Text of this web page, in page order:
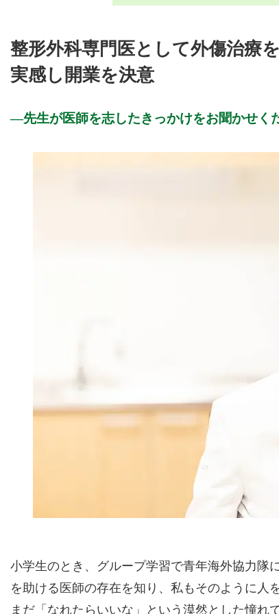
整形外科専門医として外傷治療
実感し開業を決意
先生が医師を志したきっかけをお聞かせく
小学生のとき、グループ学習で青年海外協力隊
を助ける医師の存在を知り、私もそのように人
まだ「なれたらいいな」という漠然とした憧れ